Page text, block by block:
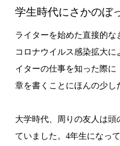
学生時代にさかの
ライターを始めた直接的
コロナウイルス感染拡大
イターの仕事を知った際
章を書くことにほんの少し
大学時代、周りの友人は
ていました。4年生になっ